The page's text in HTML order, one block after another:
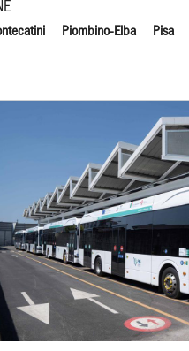
Piombino-Elba Pisa